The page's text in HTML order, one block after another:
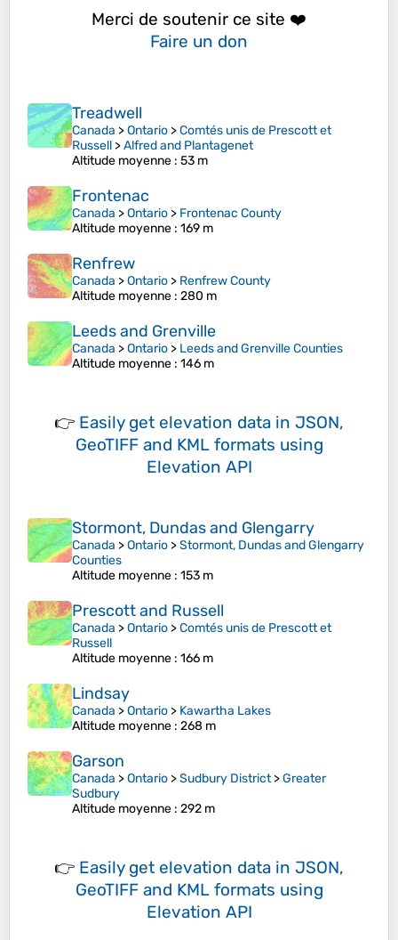
Merci de soutenir ce site ❤️
Faire un don
Treadwell
Canada >Ontario >Comtés unis de Prescott et
Russell >Alfred and Plantagenet
Altitude moyenne : 53 m
Frontenac
Canada >Ontario > Frontenac County
Altitude moyenne : 169 m
Renfrew
Canada >Ontario > Renfrew County
Altitude moyenne : 280 m
Leeds and Grenville
Canada >Ontario > Leeds and Grenville Counties
Altitude moyenne : 146 m
👉 Easily get elevation data in JSON,
GeoTIFF and KML formats using
Elevation API
Stormont, Dundas and Glengarry
Canada >Ontario >Stormont, Dundas and Glengarry
Counties
Altitude moyenne : 153 m
Prescott and Russell
Canada >Ontario >Comtés unis de Prescott et
Russell
Altitude moyenne : 166 m
Lindsay
Canada >Ontario > Kawartha Lakes
Altitude moyenne : 268 m
Garson
Canada >Ontario >Sudbury District>Greater
Sudbury
Altitude moyenne : 292 m
👉 Easily get elevation data in JSON,
GeoTIFF and KML formats using
Elevation API